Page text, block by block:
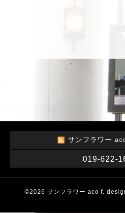
サンフラワー
019-622-
©2026 サンフラワー aco f.